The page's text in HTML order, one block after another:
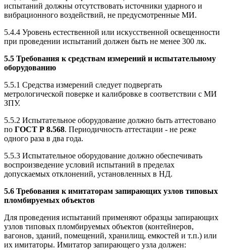
испытаний должны отсутствовать источники ударного и
вибрационного воздействий, не предусмотренные МИ.
5.4.4 Уровень естественной или искусственной освещенности
при проведении испытаний должен быть не менее 300 лк.
5.5 Требования к средствам измерений и испытательному
оборудованию
5.5.1 Средства измерений следует подвергать
метрологической поверке и калибровке в соответствии с МИ
ЗПУ.
5.5.2 Испытательное оборудование должно быть аттестовано
по ГОСТ Р 8.568. Периодичность аттестации - не реже
одного раза в два года.
5.5.3 Испытательное оборудование должно обеспечивать
воспроизведение условий испытаний в пределах
допускаемых отклонений, установленных в НД.
5.6 Требования к имитаторам запирающих узлов типовых
пломбируемых объектов
Для проведения испытаний применяют образцы запирающих
узлов типовых пломбируемых объектов (контейнеров,
вагонов, зданий, помещений, хранилищ, емкостей и т.п.) или
их имитаторы. Имитатор запирающего узла должен: